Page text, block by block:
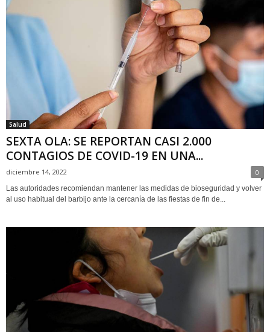
Salud
SEXTA OLA: SE REPORTAN CASI 2.000
CONTAGIOS DE COVID-19 EN UNA...
diciembre 14, 2022 0
Las autoridades recomiendan mantener las medidas de bioseguridad y volver
al uso habitual del barbijo ante la cercanía de las fiestas de fin de...